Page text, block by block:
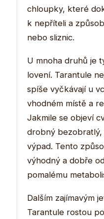
chloupky, které
k nepříteli a
nebo sliznic.
U mnoha druhů je
lovení. Tarantule
spíše vyčkávají u
vhodném místě a
Jakmile se objeví
drobný bezobratlý,
výpad. Tento
výhodný a dobře
pomalému
Dalším zajímavým
Tarantule rostou